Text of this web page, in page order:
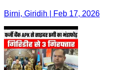
Birni, Giridih | Feb 17, 2026